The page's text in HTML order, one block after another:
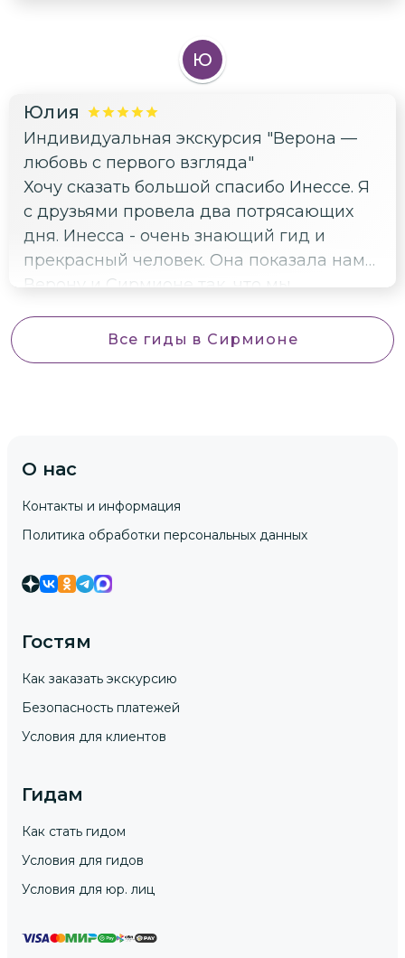
показав насколько она хорошо знакома с
историей города. Инесса дала нам массу
городу, в какие рестораны стоит зайти.
Мы с удовольствием будем советовать
нашим друзьям, которые собираются
посетить Верону, обращаться к Инессе.
Желаем Инессе успехов в ее
деятельности.
Ю
Юлия
Индивидуальная экскурсия "Верона —
любовь с первого взгляда"
Хочу сказать большой спасибо Инессе. Я
с друзьями провела два потрясающих
дня. Инесса - очень знающий гид и
прекрасный человек. Она показала нам
Верону и Сирмионе так, что мы
обязательно вернемся обратно. Большое
спасибо, Инесса!
Все гиды в Сирмионе
О нас
Контакты и информация
Политика обработки персональных данных
Гостям
Как заказать экскурсию
Безопасность платежей
Условия для клиентов
Гидам
Как стать гидом
Условия для гидов
Условия для юр. лиц